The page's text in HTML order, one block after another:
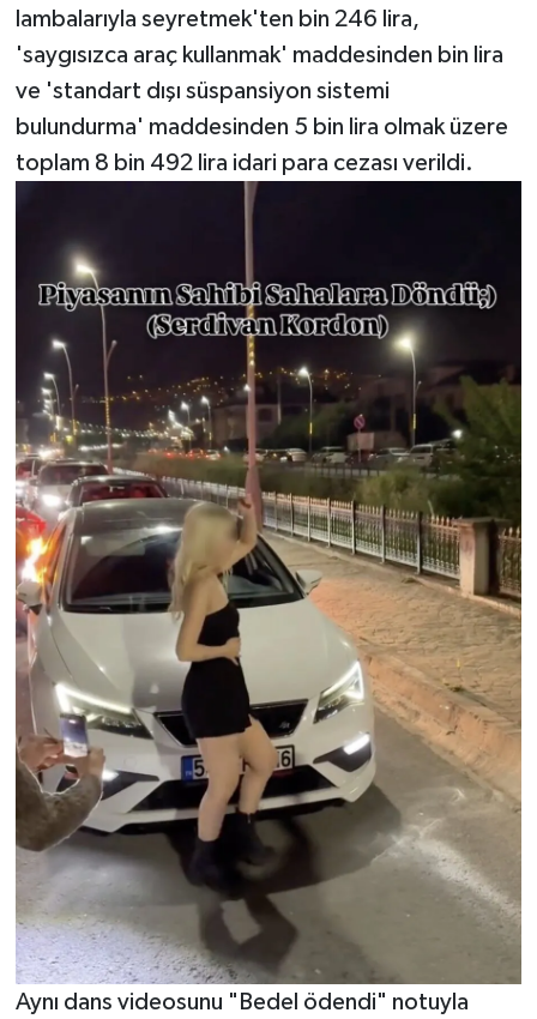
lambalarıyla seyretmek'ten bin 246 lira,
'saygısızca araç kullanmak' maddesinden bin lira
ve 'standart dışı süspansiyon sistemi
bulundurma' maddesinden 5 bin lira olmak üzere
toplam 8 bin 492 lira idari para cezası verildi.
Aynı dans videosunu "Bedel ödendi" notuyla